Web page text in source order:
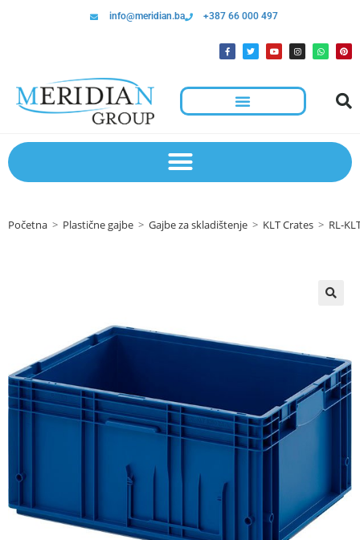
info@meridian.ba +387 66 000 497
Početna > Plastične gajbe > Gajbe za skladištenje > KLT Crates > RL-